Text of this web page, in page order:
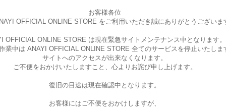
お客様各位
OFFICIAL ONLINE STORE をご利用いただき誠にありがとうございま
OFFICIAL ONLINE STORE は現在緊急サイトメンテナンス中となります。
業中は ANAYI OFFICIAL ONLINE STORE 全てのサービスを停止いたしま
サイトへのアクセスが出来なくなります。
ご不便をおかけいたしますこと、 心よりお詫び申し上げます。
復旧の目途は現在確認中となります。
お客様にはご不便をおかけしますが、